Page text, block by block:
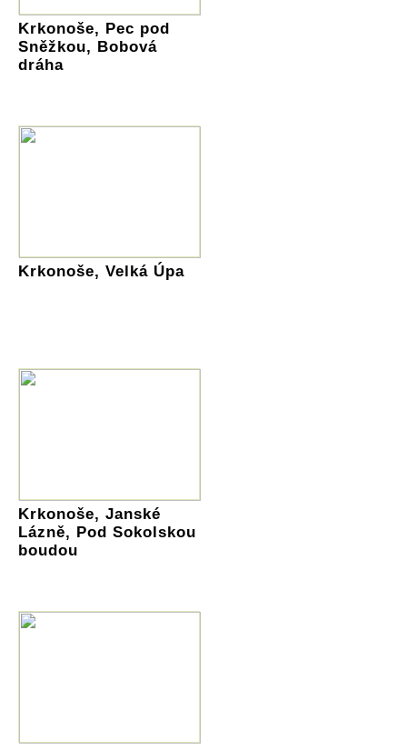
Krkonoše, Pec pod
Sněžkou, Bobová
dráha
Krkonoše, Velká Úpa
Krkonoše, Janské
Lázně, Pod Sokolskou
boudou